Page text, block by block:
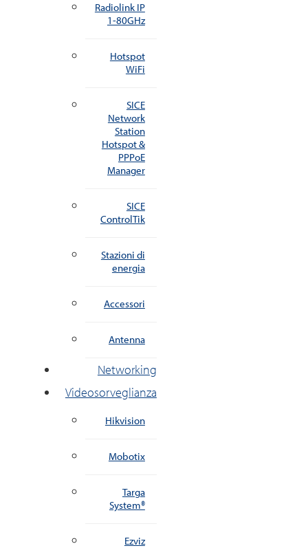
Radiolink IP
1-80GHz
Hotspot
WiFi
SICE
Network
Station
Hotspot &
PPPoE
Manager
SICE
ControlTik
Stazioni di
energia
Accessori
Antenna
Networking
Videosorveglianza
Hikvision
Mobotix
Targa
System®
Ezviz